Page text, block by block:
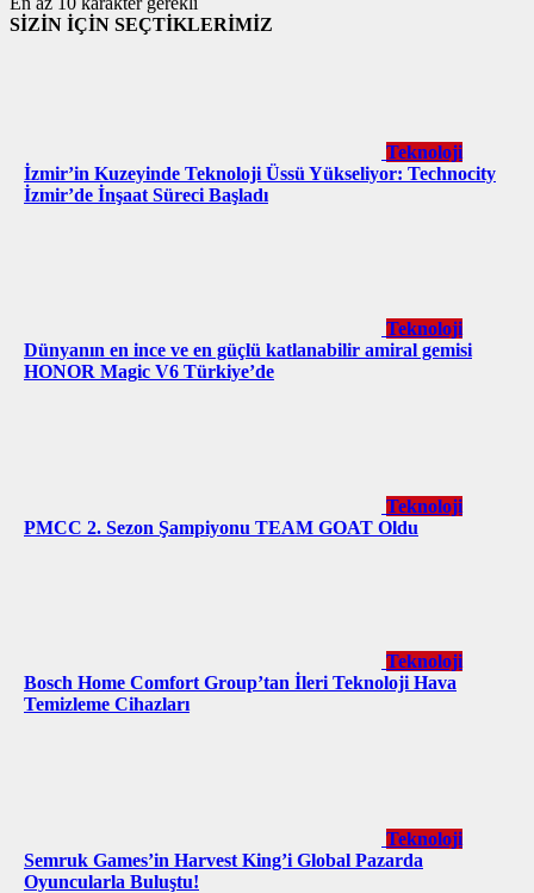
SİZİN İÇİN SEÇTİKLERİMİZ
Teknoloji
İzmir’in Kuzeyinde Teknoloji Üssü Yükseliyor: Technocity
İzmir’de İnşaat Süreci Başladı
Teknoloji
Dünyanın en ince ve en güçlü katlanabilir amiral gemisi
HONOR Magic V6 Türkiye’de
Teknoloji
PMCC 2. Sezon Şampiyonu TEAM GOAT Oldu
Teknoloji
Bosch Home Comfort Group’tan İleri Teknoloji Hava
Temizleme Cihazları
Teknoloji
Semruk Games’in Harvest King’i Global Pazarda
Oyuncularla Buluştu!